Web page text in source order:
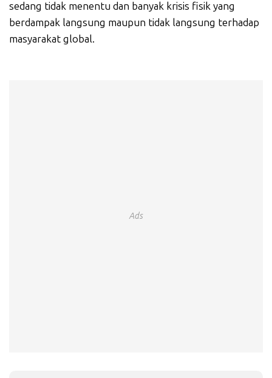
sedang tidak menentu dan banyak krisis fisik yang
berdampak langsung maupun tidak langsung terhadap
masyarakat global.
Ads